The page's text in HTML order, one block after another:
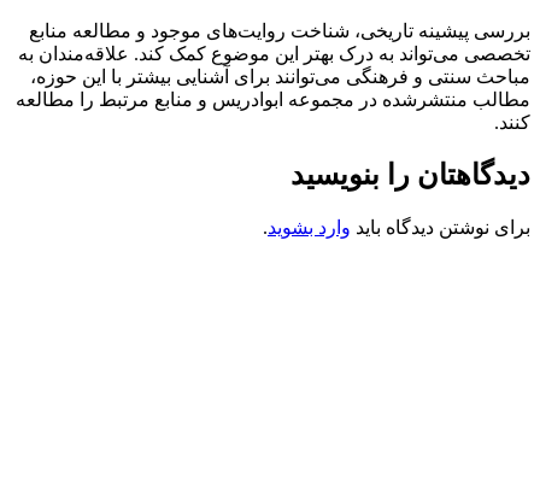
بررسی پیشینه تاریخی، شناخت روایت‌های موجود و مطالعه منابع
تخصصی می‌تواند به درک بهتر این موضوع کمک کند. علاقه‌مندان به
مباحث سنتی و فرهنگی می‌توانند برای آشنایی بیشتر با این حوزه،
مطالب منتشرشده در مجموعه ابوادریس و منابع مرتبط را مطالعه
کنند.
دیدگاهتان را بنویسید
برای نوشتن دیدگاه باید وارد بشوید.